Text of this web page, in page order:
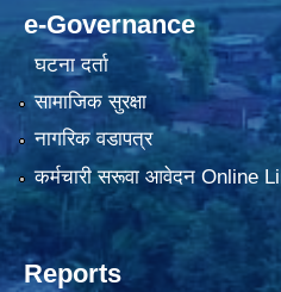
e-Governance
घटना दर्ता
सामाजिक सुरक्षा
नागरिक वडापत्र
कर्मचारी सरूवा आवेदन Online
Reports